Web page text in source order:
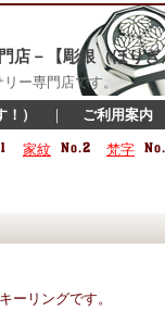
店－【彫銀（ほり
ー専門店です。
） ｜ ご利用案内
家紋 梵字
ーリングです。